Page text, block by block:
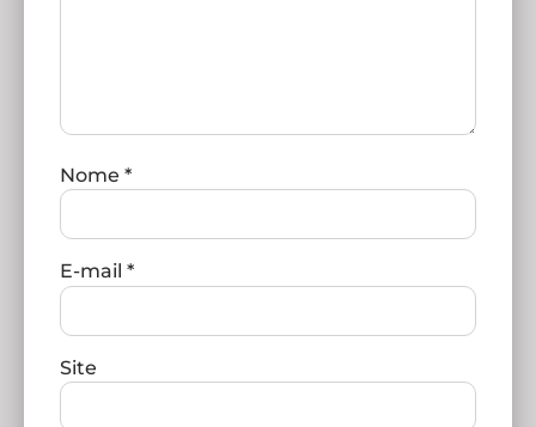
Nome *
E-mail *
Site